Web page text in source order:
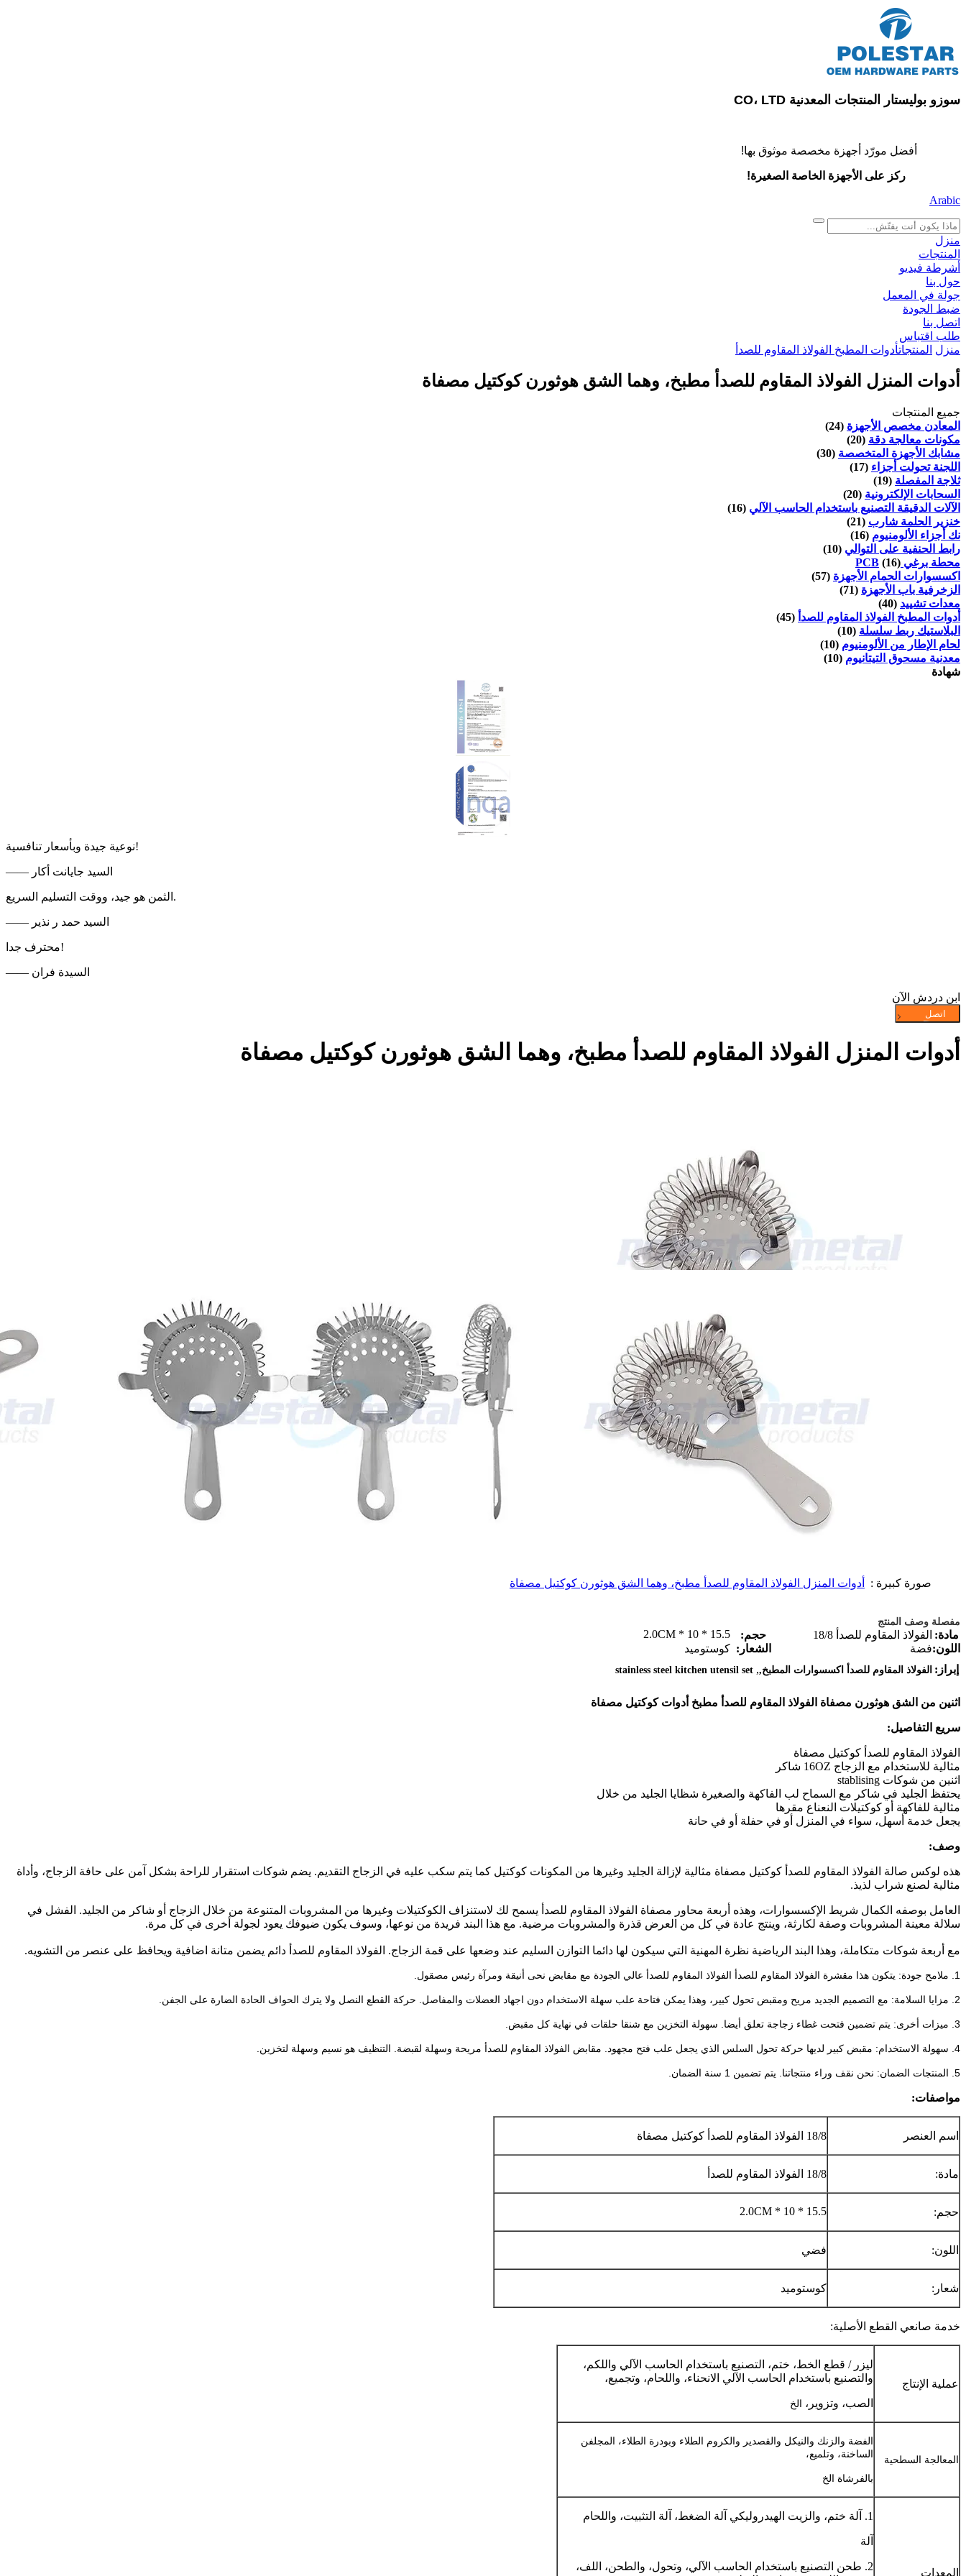
سوزو بوليستار المنتجات المعدنية CO، LTD
أفضل مورّد أجهزة مخصصة موثوق بها!
ركز على الأجهزة الخاصة الصغيرة!
Arabic
search
منزل
المنتجات
أشرطة فيديو
حول بنا
جولة في المعمل
ضبط الجودة
اتصل بنا
طلب اقتباس
منزل المنتجاتأدوات المطبخ الفولاذ المقاوم للصدأ
أدوات المنزل الفولاذ المقاوم للصدأ مطبخ، وهما الشق هوثورن كوكتيل مصفاة
جميع المنتجات
المعادن مخصص الأجهزة (24)
مكونات معالجة دقة (20)
مشابك الأجهزة المتخصصة (30)
اللجنة تحولت أجزاء (17)
ثلاجة المفصلة (19)
السحابات الإلكترونية (20)
الآلات الدقيقة التصنيع باستخدام الحاسب الآلي (16)
خنزير الحلمة شارب (21)
نك أجزاء الألومنيوم (16)
رابط الحنفية على التوالي (10)
محطة برغي PCB (16)
اكسسوارات الحمام الأجهزة (57)
الزخرفية باب الأجهزة (71)
معدات تشييد (40)
أدوات المطبخ الفولاذ المقاوم للصدأ (45)
البلاستيك ربط سلسلة (10)
لحام الإطار من الألومنيوم (10)
معدنية مسحوق التيتانيوم (10)
شهادة
نوعية جيدة وبأسعار تنافسية!
—— السيد جايانت أكار
الثمن هو جيد، ووقت التسليم السريع.
—— السيد حمد ر نذير
محترف جدا!
—— السيدة فران
ابن دردش الآن
أدوات المنزل الفولاذ المقاوم للصدأ مطبخ، وهما الشق هوثورن كوكتيل مصفاة
صورة كبيرة : أدوات المنزل الفولاذ المقاوم للصدأ مطبخ، وهما الشق هوثورن كوكتيل مصفاة
مفصلة وصف المنتج
مادة: الفولاذ المقاوم للصدأ 18/8 حجم:
15.5 * 10 * 2.0CM
اللون:فضة الشعار: كوستوميد
إبراز: الفولاذ المقاوم للصدأ اكسسوارات المطبخ,,
stainless steel kitchen utensil set
اثنين من الشق هوثورن مصفاة الفولاذ المقاوم للصدأ مطبخ أدوات كوكتيل مصفاة
سريع التفاصيل:
الفولاذ المقاوم للصدأ كوكتيل مصفاة
مثالية للاستخدام مع الزجاج 16OZ شاكر
اثنين من شوكات stablising
يحتفظ الجليد في شاكر مع السماح لب الفاكهة والصغيرة شظايا الجليد من خلال
مثالية للفاكهة أو كوكتيلات النعناع مقرها
يجعل خدمة أسهل، سواء في المنزل أو في حفلة أو في حانة
وصف:
هذه لوكس صالة الفولاذ المقاوم للصدأ كوكتيل مصفاة مثالية لإزالة الجليد وغيرها من المكونات كوكتيل كما يتم سكب عليه في الزجاج التقديم. يضم شوكات استقرار للراحة بشكل آمن على حافة الزجاج، وأداة
مثالية لصنع شراب لذيذ.
العامل بوصفه الكمال شريط الإكسسوارات، وهذه أربعة محاور مصفاة الفولاذ المقاوم للصدأ يسمح لك لاستنزاف الكوكتيلات وغيرها من المشروبات المتنوعة من خلال الزجاج أو شاكر من الجليد. الفشل في
سلالة معينة المشروبات وصفة لكارثة، وينتج عادة في كل من العرض قذرة والمشروبات مرضية. مع هذا البند فريدة من نوعها، وسوف يكون ضيوفك يعود لجولة أخرى في كل مرة.
مع أربعة شوكات متكاملة، وهذا البند الرياضية نظرة المهنية التي سيكون لها دائما التوازن السليم عند وضعها على قمة الزجاج. الفولاذ المقاوم للصدأ دائم يضمن متانة اضافية ويحافظ على عنصر من التشويه.
1. ملامح جودة: يتكون هذا مقشرة الفولاذ المقاوم للصدأ الفولاذ المقاوم للصدأ عالي الجودة مع مقابض نحى أنيقة ومرآة رئيس مصقول.
2. مزايا السلامة: مع التصميم الجديد مريح ومقبض تحول كبير، وهذا يمكن فتاحة علب سهلة الاستخدام دون اجهاد العضلات والمفاصل. حركة القطع النصل ولا يترك الحواف الحادة الضارة على الجفن.
3. ميزات أخرى: يتم تضمين فتحت غطاء زجاجة تعلق أيضا. سهولة التخزين مع شنقا حلقات في نهاية كل مقبض.
4. سهولة الاستخدام: مقبض كبير لديها حركة تحول السلس الذي يجعل علب فتح مجهود. مقابض الفولاذ المقاوم للصدأ مريحة وسهلة لقبضة. التنظيف هو نسيم وسهلة لتخزين.
5. المنتجات الضمان: نحن نقف وراء منتجاتنا. يتم تضمين 1 سنة الضمان.
مواصفات:
اسم العنصر 18/8 الفولاذ المقاوم للصدأ كوكتيل مصفاة
مادة: 18/8 الفولاذ المقاوم للصدأ
حجم: 15.5 * 10 * 2.0CM
اللون: فضي
شعار: كوستوميد
خدمة صانعي القطع الأصلية:
عملية الإنتاج
ليزر / قطع الخط، ختم، التصنيع باستخدام الحاسب الآلي واللكم،
والتصنيع باستخدام الحاسب الآلي الانحناء، واللحام، وتجميع،
الصب، وتزوير، الخ
المعالجة السطحية
الفضة والزنك والنيكل والقصدير والكروم الطلاء وبودرة الطلاء، المجلفن
الساخنة، وتلميع،
بالفرشاة الخ
المعدات
1. آلة ختم، والزيت الهيدروليكي آلة الضغط، آلة التثبيت، واللحام
آلة
2. طحن التصنيع باستخدام الحاسب الآلي، وتحول، والطحن، اللف،